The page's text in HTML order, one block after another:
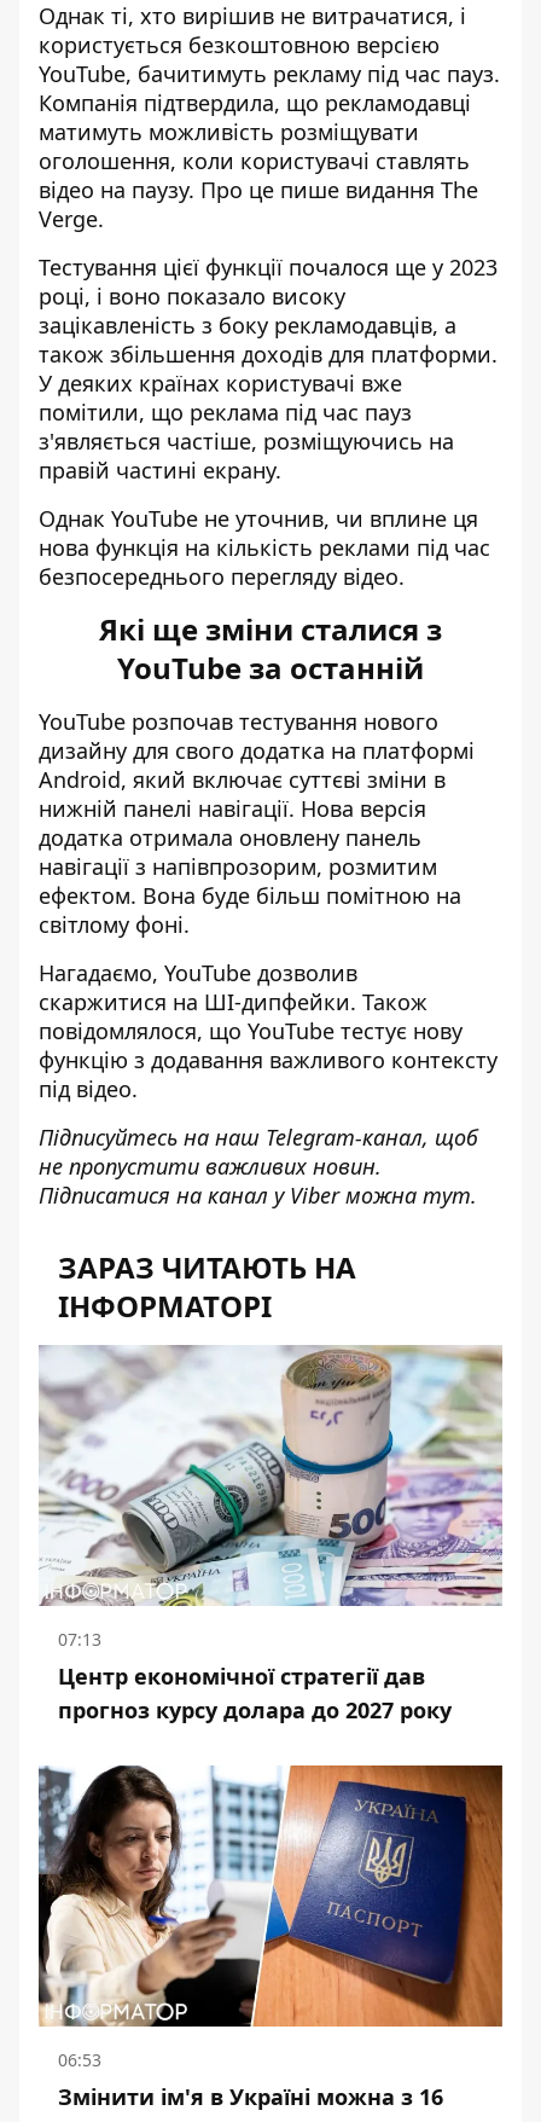
Однак ті, хто вирішив не витрачатися, і
користується безкоштовною версією
YouTube, бачитимуть рекламу під час пауз.
Компанія підтвердила, що рекламодавці
матимуть можливість розміщувати
оголошення, коли користувачі ставлять
відео на паузу. Про це пише видання The
Verge.
Тестування цієї функції почалося ще у 2023
році, і воно показало високу
зацікавленість з боку рекламодавців, а
також збільшення доходів для платформи.
У деяких країнах користувачі вже
помітили, що реклама під час пауз
з'являється частіше, розміщуючись на
правій частині екрану.
Однак YouTube не уточнив, чи вплине ця
нова функція на кількість реклами під час
безпосереднього перегляду відео.
Які ще зміни сталися з
YouTube за останній
YouTube розпочав тестування нового
дизайну для свого додатка на платформі
Android, який включає суттєві зміни в
нижній панелі навігації. Нова версія
додатка отримала оновлену панель
навігації з напівпрозорим, розмитим
ефектом. Вона буде більш помітною на
світлому фоні.
Нагадаємо, YouTube дозволив
скаржитися на ШІ-дипфейки. Також
повідомлялося, що YouTube тестує нову
функцію з додавання важливого контексту
під відео.
Підписуйтесь на наш Telegram-канал, щоб
не пропустити важливих новин.
Підписатися на канал у Viber можна тут.
ЗАРАЗ ЧИТАЮТЬ НА
ІНФОРМАТОРІ
07:13
Центр економічної стратегії дав
прогноз курсу долара до 2027 року
06:53
Змінити ім'я в Україні можна з 16